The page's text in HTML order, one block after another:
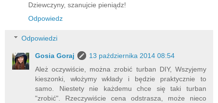
Dziewczyny, szanujcie pieniądz!
Odpowiedz
Odpowiedzi
Gosia Goraj
13 października 2014 08:54
Ależ oczywiście, można zrobić turban DIY, Wszyjemy
kieszonki, włożymy wkłady i będzie praktycznie to
samo. Niestety nie każdemu chce się taki turban
"zrobić". Rzeczywiście cena odstrasza, może nieco